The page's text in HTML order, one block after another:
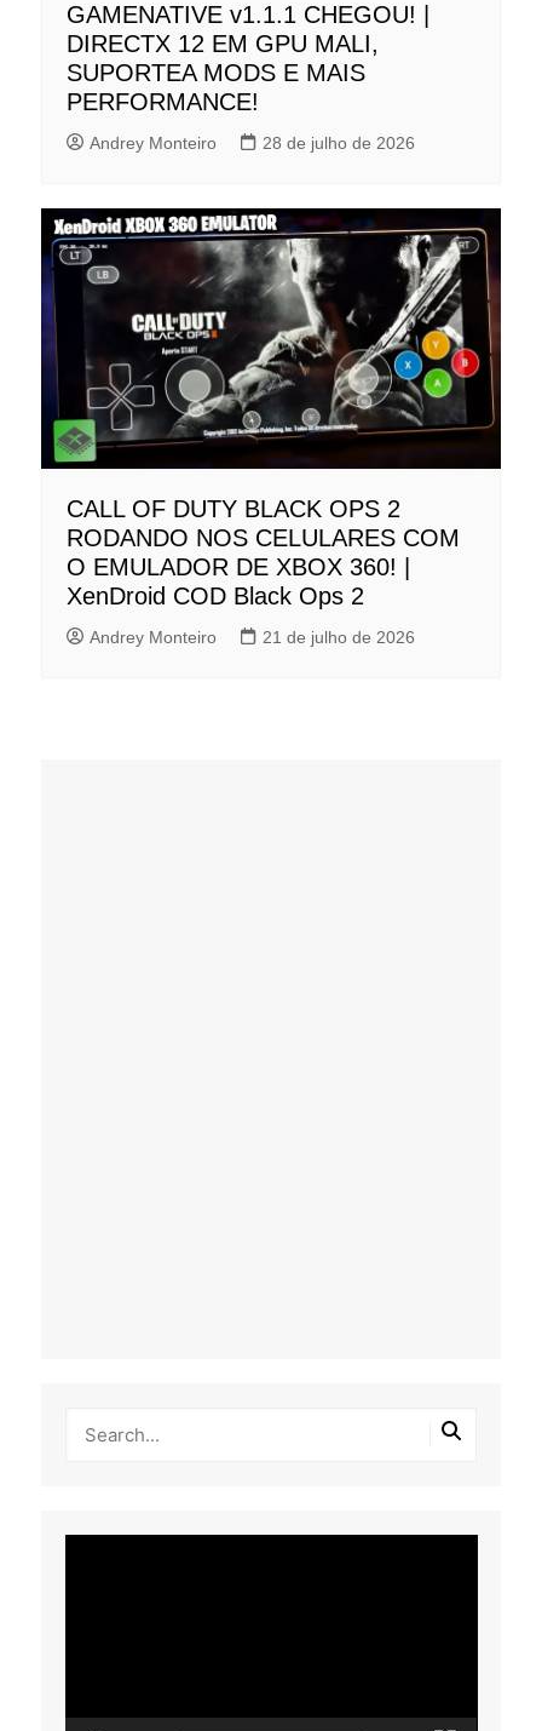
GAMENATIVE v1.1.1 CHEGOU! |
DIRECTX 12 EM GPU MALI,
SUPORTEA MODS E MAIS
PERFORMANCE!
Andrey Monteiro 28 de julho de 2026
CALL OF DUTY BLACK OPS 2
RODANDO NOS CELULARES COM
O EMULADOR DE XBOX 360! |
XenDroid COD Black Ops 2
Andrey Monteiro 21 de julho de 2026